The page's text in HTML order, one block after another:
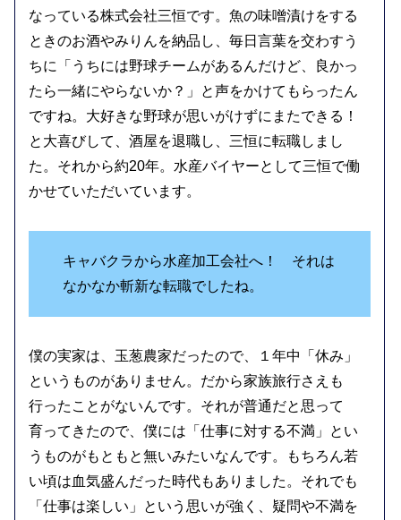
なっている株式会社三恒です。魚の味噌漬けをする
ときのお酒やみりんを納品し、毎日言葉を交わすう
ちに「うちには野球チームがあるんだけど、良かっ
たら一緒にやらないか？」と声をかけてもらったん
ですね。大好きな野球が思いがけずにまたできる！
と大喜びして、酒屋を退職し、三恒に転職しまし
た。それから約20年。水産バイヤーとして三恒で働
かせていただいています。
キャバクラから水産加工会社へ！ それは
なかなか斬新な転職でしたね。
僕の実家は、玉葱農家だったので、１年中「休み」
というものがありません。だから家族旅行さえも
行ったことがないんです。それが普通だと思って
育ってきたので、僕には「仕事に対する不満」とい
うものがもともと無いみたいなんです。もちろん若
い頃は血気盛んだった時代もありました。それでも
「仕事は楽しい」という思いが強く、疑問や不満を